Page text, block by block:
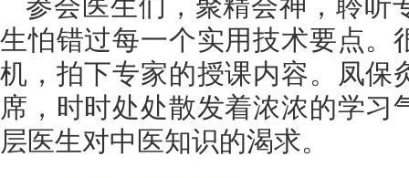
生怕错过每一个实用技术要点。
机，拍下专家的授课内容。凤保
席，时时处处散发着浓浓的学习
层医生对中医知识的渴求。